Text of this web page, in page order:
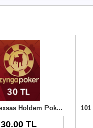
Zygna Texsas Holdem Poker 30TL
30.00 TL